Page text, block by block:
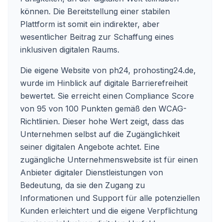
können. Die Bereitstellung einer stabilen
Plattform ist somit ein indirekter, aber
wesentlicher Beitrag zur Schaffung eines
inklusiven digitalen Raums.
Die eigene Website von ph24, prohosting24.de,
wurde im Hinblick auf digitale Barrierefreiheit
bewertet. Sie erreicht einen Compliance Score
von 95 von 100 Punkten gemäß den WCAG-
Richtlinien. Dieser hohe Wert zeigt, dass das
Unternehmen selbst auf die Zugänglichkeit
seiner digitalen Angebote achtet. Eine
zugängliche Unternehmenswebsite ist für einen
Anbieter digitaler Dienstleistungen von
Bedeutung, da sie den Zugang zu
Informationen und Support für alle potenziellen
Kunden erleichtert und die eigene Verpflichtung